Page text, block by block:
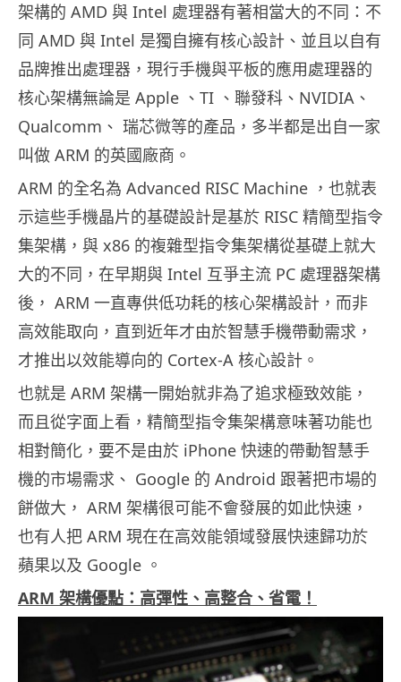
架構的 AMD 與 Intel 處理器有著相當大的不同：不
同 AMD 與 Intel 是獨自擁有核心設計、並且以自有
品牌推出處理器，現行手機與平板的應用處理器的
核心架構無論是 Apple 、TI 、聯發科、NVIDIA、
Qualcomm、 瑞芯微等的產品，多半都是出自一家
叫做 ARM 的英國廠商。
ARM 的全名為 Advanced RISC Machine ，也就表
示這些手機晶片的基礎設計是基於 RISC 精簡型指令
集架構，與 x86 的複雜型指令集架構從基礎上就大
大的不同，在早期與 Intel 互爭主流 PC 處理器架構
後， ARM 一直專供低功耗的核心架構設計，而非
高效能取向，直到近年才由於智慧手機帶動需求，
才推出以效能導向的 Cortex-A 核心設計。
也就是 ARM 架構一開始就非為了追求極致效能，
而且從字面上看，精簡型指令集架構意味著功能也
相對簡化，要不是由於 iPhone 快速的帶動智慧手
機的市場需求、 Google 的 Android 跟著把市場的
餅做大， ARM 架構很可能不會發展的如此快速，
也有人把 ARM 現在在高效能領域發展快速歸功於
蘋果以及 Google 。
ARM 架構優點：高彈性、高整合、省電！